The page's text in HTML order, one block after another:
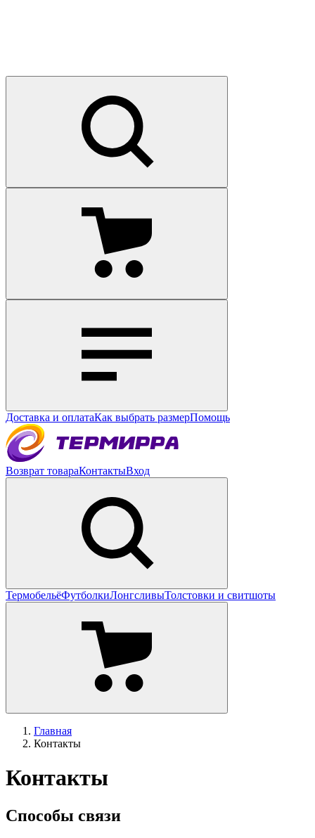
Доставка и оплатаКак выбрать размерПомощь
Возврат товараКонтактыВход
ТермобельёФутболкиЛонгсливыТолстовки и свитшоты
Главная
Контакты
Контакты
Способы связи